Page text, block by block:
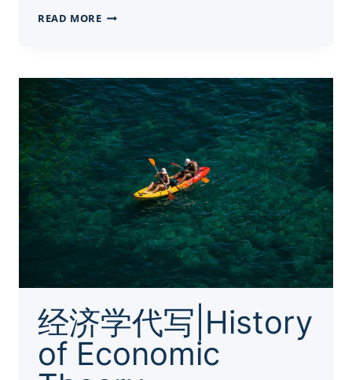
READ MORE英
代
写|7MECM003C
MEDIA
MARKETS
经济学代写|History
of Economic